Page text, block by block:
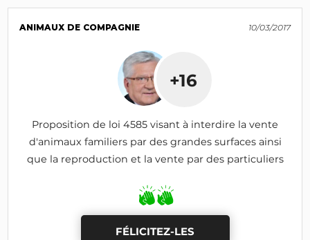
ANIMAUX DE COMPAGNIE 10/03/2017
+16
Proposition de loi 4585 visant à interdire la vente
d'animaux familiers par des grandes surfaces ainsi
que la reproduction et la vente par des particuliers
FÉLICITEZ-LES